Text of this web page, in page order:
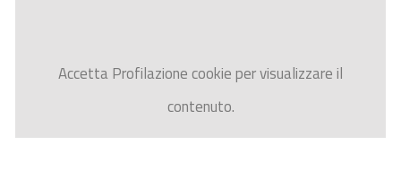
AccettaProfilazionecookie per visualizzare il
contenuto.